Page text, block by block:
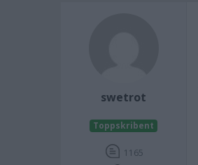
swetrot
Toppskribent
1165